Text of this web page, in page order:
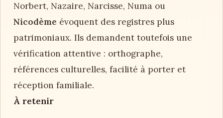
Norbert, Nazaire, Narcisse, Numa ou
Nicodème évoquent des registres plus
patrimoniaux. Ils demandent toutefois une
vérification attentive : orthographe,
références culturelles, facilité à porter et
réception familiale.
À retenir